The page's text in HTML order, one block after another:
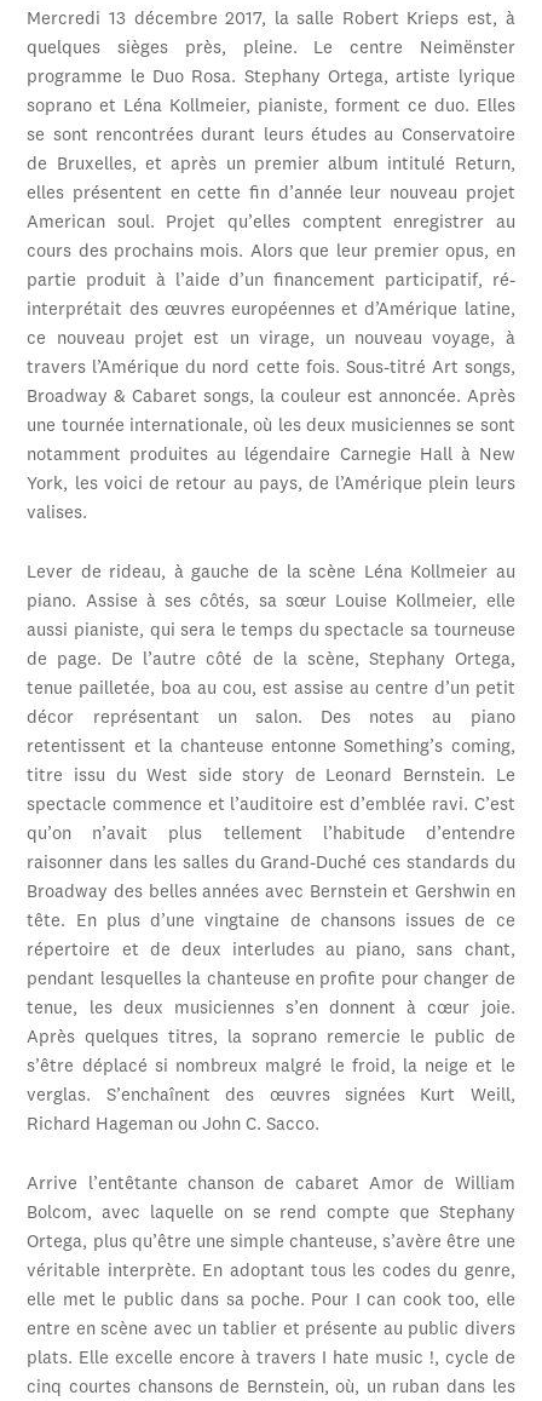
Mercredi 13 décembre 2017, la salle Robert Krieps est, à
quelques sièges près, pleine. Le centre Neimënster
programme le Duo Rosa. Stephany Ortega, artiste lyrique
soprano et Léna Kollmeier, pianiste, forment ce duo. Elles
se sont rencontrées durant leurs études au Conservatoire
de Bruxelles, et après un premier album intitulé Return,
elles présentent en cette fin d’année leur nouveau projet
American soul. Projet qu’elles comptent enregistrer au
cours des prochains mois. Alors que leur premier opus, en
partie produit à l’aide d’un financement participatif, ré-
interprétait des œuvres européennes et d’Amérique latine,
ce nouveau projet est un virage, un nouveau voyage, à
travers l’Amérique du nord cette fois. Sous-titré Art songs,
Broadway & Cabaret songs, la couleur est annoncée. Après
une tournée internationale, où les deux musiciennes se sont
notamment produites au légendaire Carnegie Hall à New
York, les voici de retour au pays, de l’Amérique plein leurs
valises.
Lever de rideau, à gauche de la scène Léna Kollmeier au
piano. Assise à ses côtés, sa sœur Louise Kollmeier, elle
aussi pianiste, qui sera le temps du spectacle sa tourneuse
de page. De l’autre côté de la scène, Stephany Ortega,
tenue pailletée, boa au cou, est assise au centre d’un petit
décor représentant un salon. Des notes au piano
retentissent et la chanteuse entonne Something’s coming,
titre issu du West side story de Leonard Bernstein. Le
spectacle commence et l’auditoire est d’emblée ravi. C’est
qu’on n’avait plus tellement l’habitude d’entendre
raisonner dans les salles du Grand-Duché ces standards du
Broadway des belles années avec Bernstein et Gershwin en
tête. En plus d’une vingtaine de chansons issues de ce
répertoire et de deux interludes au piano, sans chant,
pendant lesquelles la chanteuse en profite pour changer de
tenue, les deux musiciennes s’en donnent à cœur joie.
Après quelques titres, la soprano remercie le public de
s’être déplacé si nombreux malgré le froid, la neige et le
verglas. S’enchaînent des œuvres signées Kurt Weill,
Richard Hageman ou John C. Sacco.
Arrive l’entêtante chanson de cabaret Amor de William
Bolcom, avec laquelle on se rend compte que Stephany
Ortega, plus qu’être une simple chanteuse, s’avère être une
véritable interprète. En adoptant tous les codes du genre,
elle met le public dans sa poche. Pour I can cook too, elle
entre en scène avec un tablier et présente au public divers
plats. Elle excelle encore à travers I hate music !, cycle de
cinq courtes chansons de Bernstein, où, un ruban dans les